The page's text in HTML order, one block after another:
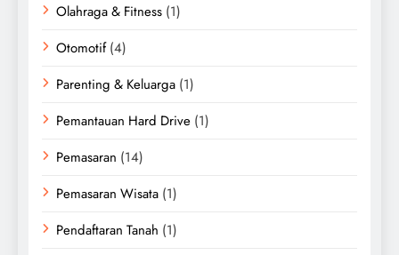
Olahraga & Fitness (1)
Otomotif(4)
Parenting & Keluarga (1)
Pemantauan Hard Drive (1)
Pemasaran (14)
Pemasaran Wisata (1)
Pendaftaran Tanah (1)